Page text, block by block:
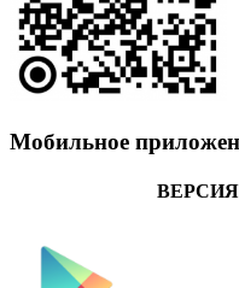
Мобильное
ВЕРСИЯ